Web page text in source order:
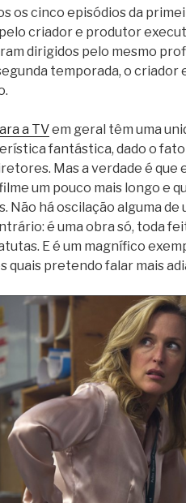
os cinco episódios da
criador e produtor
dirigidos pelo mesmo
temporada, o criador
a TVem geral têm uma
fantástica, dado o
Mas a verdade é que
um pouco mais longo e
Não há oscilação alguma de
é uma obra só, toda
E é um magnífico
quais pretendo falar mais